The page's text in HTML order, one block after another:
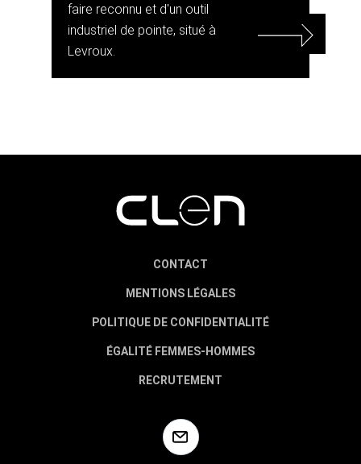
faire reconnu et d'un outil
industriel de pointe, situé à
Levroux.
CONTACT
MENTIONS LÉGALES
POLITIQUE DE CONFIDENTIALITÉ
ÉGALITÉ FEMMES-HOMMES
RECRUTEMENT